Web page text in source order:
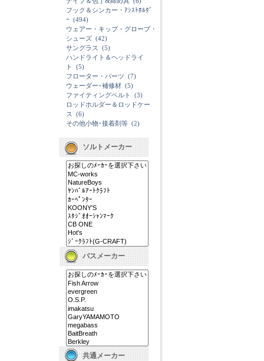
フック＆シンカー・ｱｼｽﾄﾎﾙﾀﾞ
ｰ (494)
ウェアー・キップ・グローブ・
シューズ (42)
サングラス
(5)
ハンドライト＆ヘッドライ
ト
(5)
フローター・パーツ (7)
ウェーダー･補修材 (5)
ファイティングベルト
(3)
ロッドホルダー＆ロッドケー
ス
(6)
その他小物･接着剤等 (2)
ソルトメーカー
バスメーカー
共通メーカー